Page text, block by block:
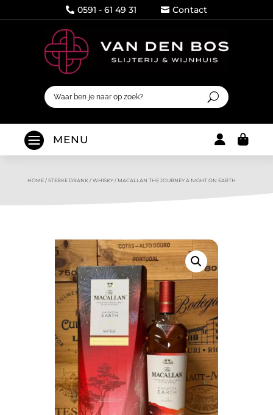
 0591 - 61 49 31  Contact
 MENU 
HOME/ STERKE DRANK / WHISKY/ MACALLAN THE JOURNEY A NIGHT ON EARTH